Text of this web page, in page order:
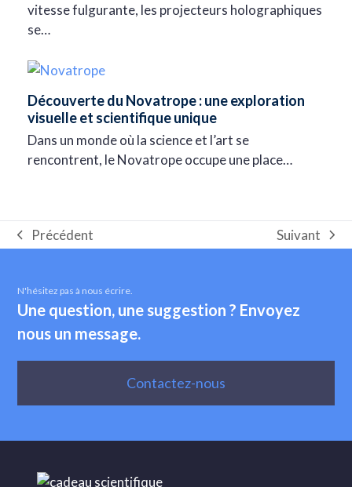
vitesse fulgurante, les projecteurs holographiques
se…
Découverte du Novatrope : une exploration
visuelle et scientifique unique
Dans un monde où la science et l’art se
rencontrent, le Novatrope occupe une place…
Onglet
Précédent
next
Suivant
N'hésitez pas à nous écrire.
Une question, une suggestion ? Envoyez
nous un message.
Contactez-nous